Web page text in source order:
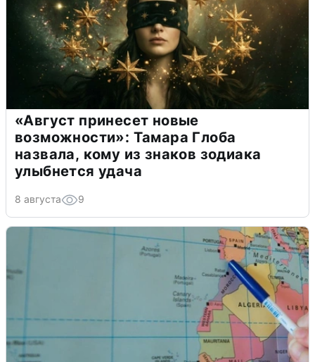
«Август принесет новые
возможности»: Тамара Глоба
назвала, кому из знаков зодиака
улыбнется удача
8 августа 9